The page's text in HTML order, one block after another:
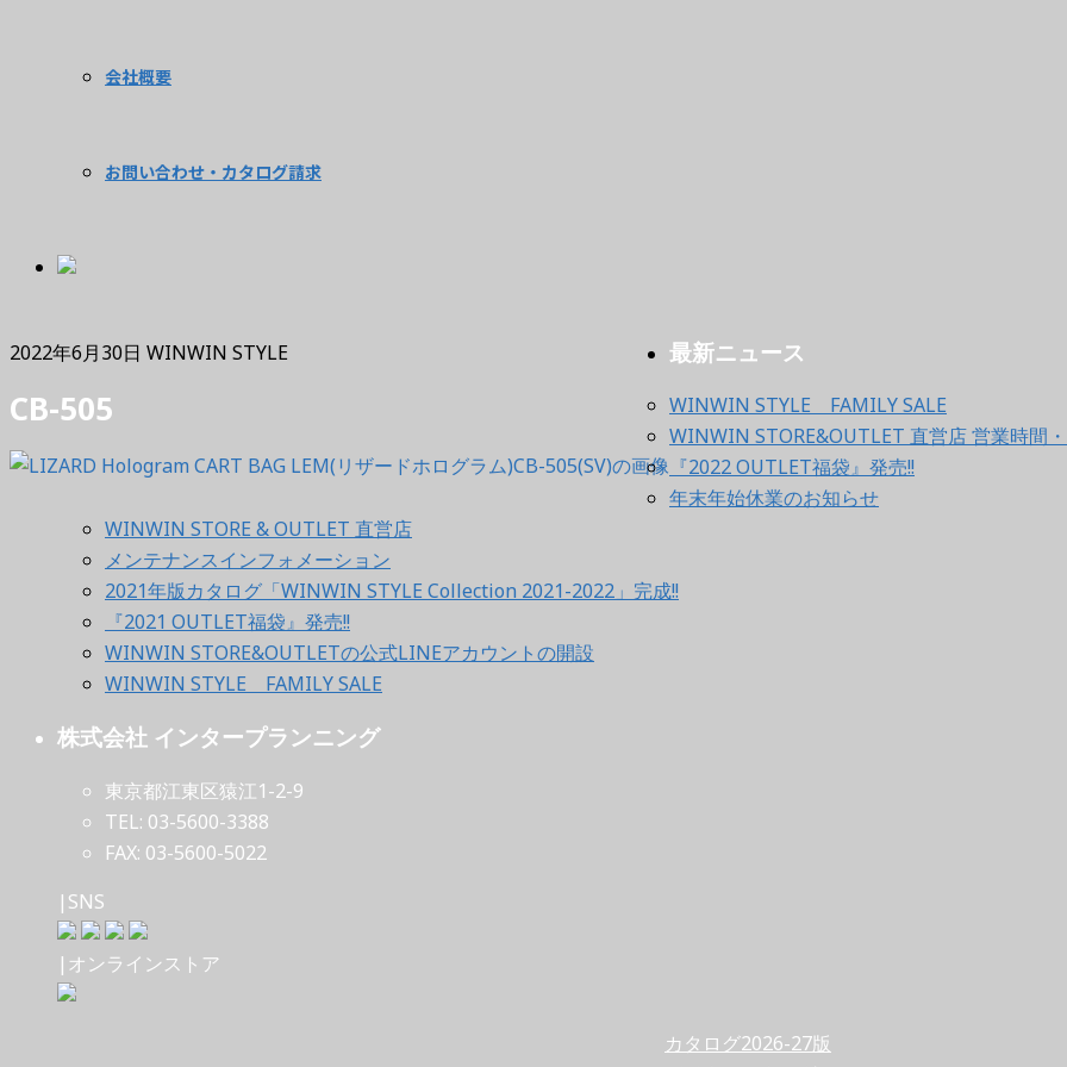
会社概要
お問い合わせ・カタログ請求
2022年6月30日 WINWIN STYLE
CB-505
最新ニュース
WINWIN STYLE FAMILY SALE
WINWIN STORE&OUTLET 直営店 営業時間
『2022 OUTLET福袋』発売!!
年末年始休業のお知らせ
WINWIN STORE & OUTLET 直営店
メンテナンスインフォメーション
2021年版カタログ「WINWIN STYLE Collection 2021-2022」完成!!
『2021 OUTLET福袋』発売!!
WINWIN STORE&OUTLETの公式LINEアカウントの開設
WINWIN STYLE FAMILY SALE
株式会社 インタープランニング
東京都江東区猿江1-2-9
TEL: 03-5600-3388
FAX: 03-5600-5022
|SNS
|オンラインストア
カタログ2026-27版